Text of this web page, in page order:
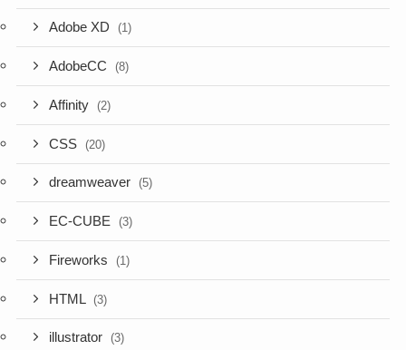
Adobe XD (1)
AdobeCC (8)
Affinity (2)
CSS (20)
dreamweaver (5)
EC-CUBE (3)
Fireworks (1)
HTML (3)
illustrator (3)